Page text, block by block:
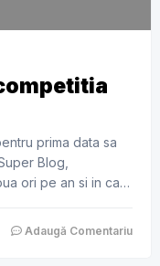
prima data sa
Blog,
ori pe an si in care
tot m-am aventurat
sa […]
Adaugă Comentariu